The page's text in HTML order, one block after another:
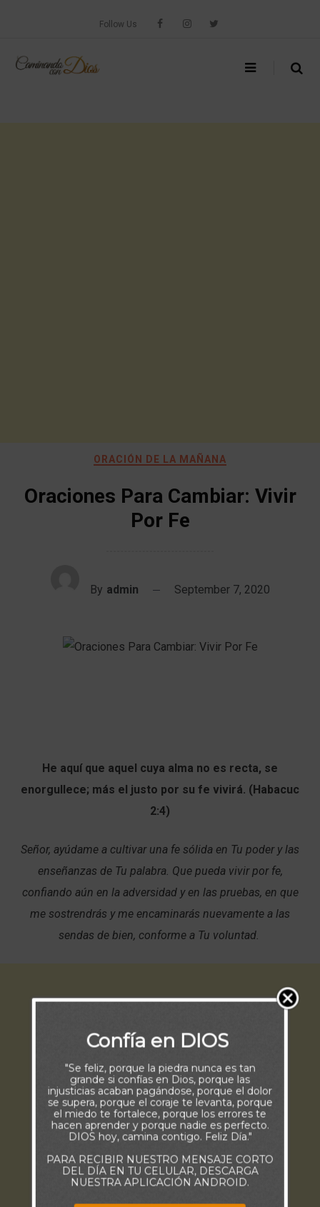
Follow Us
ORACIÓN DE LA MAÑANA
Oraciones Para Cambiar: Vivir
Por Fe
By admin September 7, 2020
He aquí que aquel cuya alma no es recta, se
enorgullece; más el justo por su fe vivirá. (Habacuc
2:4)
Señor, ayúdame a cultivar una fe sólida en Tu poder y las
enseñanzas de Tu palabra. Que pueda vivir por fe,
confiando aún en la adversidad y en las pruebas, en que
me sostrendrás y me encaminarás nuevamente a las
sendas de bien, conforme a Tu voluntad.
Confía en DIOS
"Se feliz, porque la piedra nunca es tan
grande si confías en Dios, porque las
injusticias acaban pagándose, porque el dolor
se supera, porque el coraje te levanta, porque
el miedo te fortalece, porque los errores te
hacen aprender y porque nadie es perfecto.
DIOS hoy, camina contigo. Feliz Día."
PARA RECIBIR NUESTRO MENSAJE CORTO
DEL DÍA EN TU CELULAR, DESCARGA
NUESTRA APLICACIÓN ANDROID.